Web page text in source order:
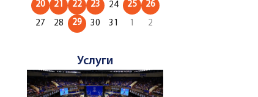
20
21 22 23 24 25 26
27 28 29 30 31 1 2
Услуги